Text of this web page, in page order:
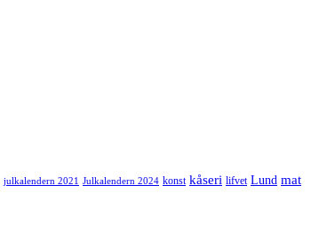
julkalendern 2021 Julkalendern 2024 konst kåseri lifvet Lund mat